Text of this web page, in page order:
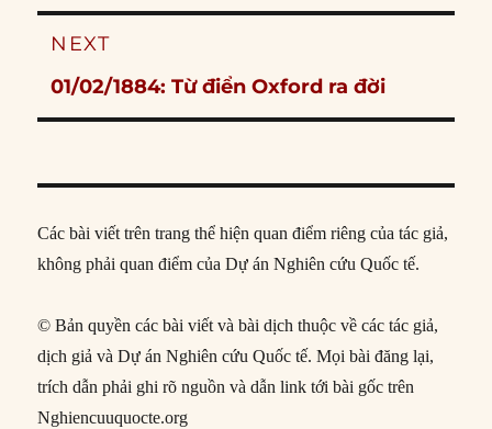
NEXT
Next
post:
01/02/1884: Từ điển Oxford ra đời
Các bài viết trên trang thể hiện quan điểm riêng của tác giả,
không phải quan điểm của Dự án Nghiên cứu Quốc tế.
© Bản quyền các bài viết và bài dịch thuộc về các tác giả,
dịch giả và Dự án Nghiên cứu Quốc tế. Mọi bài đăng lại,
trích dẫn phải ghi rõ nguồn và dẫn link tới bài gốc trên
Nghiencuuquocte.org